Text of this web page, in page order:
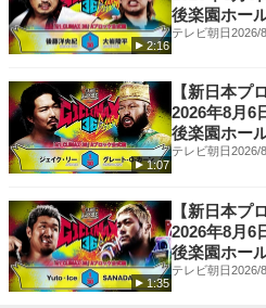
2:16
後楽園ホー
テレビ朝日2026/
1:07
【新日本プ
2026年8月6
後楽園ホー
テレビ朝日2026/
1:35
【新日本プ
2026年8月6
後楽園ホー
テレビ朝日2026/